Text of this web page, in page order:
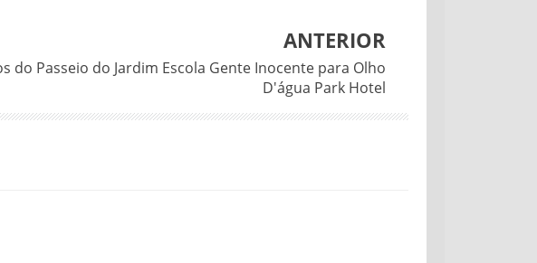
ANTERIOR
do Passeio do Jardim Escola Gente Inocente para Olho
D'água Park Hotel